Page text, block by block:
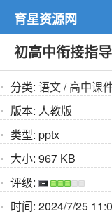
育星资源网
初高中衔接指
分类: 语文/高中课
版本: 人教版
类型: pptx
大小: 967 KB
评级:
时间: 2024/7/25